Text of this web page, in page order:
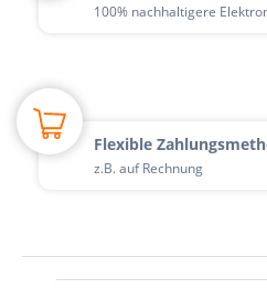
100% nachhaltigere
Flexible
z.B. auf Rechnung